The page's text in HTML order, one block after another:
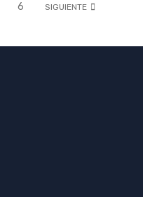
6 SIGUIENTE